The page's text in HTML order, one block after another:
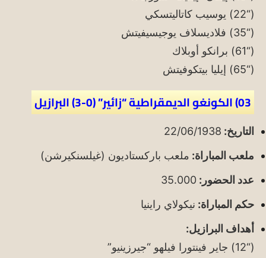
(“22) يوسيب كاتاليتسكي
(“35) فلاديسلاف يوجيسيفيتش
(“61) برانكو أوبلاك
(“65) إيليا بيتكوفيتش
03) الكونغو الديمقراطية “زائير” (0-3) البرازيل
التاريخ: 22/06/1938
ملعب المباراة: ملعب باركستاديون (غيلسنكيرشن)
عدد الحضور: 35.000
حكم المباراة: نيكولاي راينيا
أهداف البرازيل:
(“12) جاير فينتورا فيلهو “جيرزينيو”